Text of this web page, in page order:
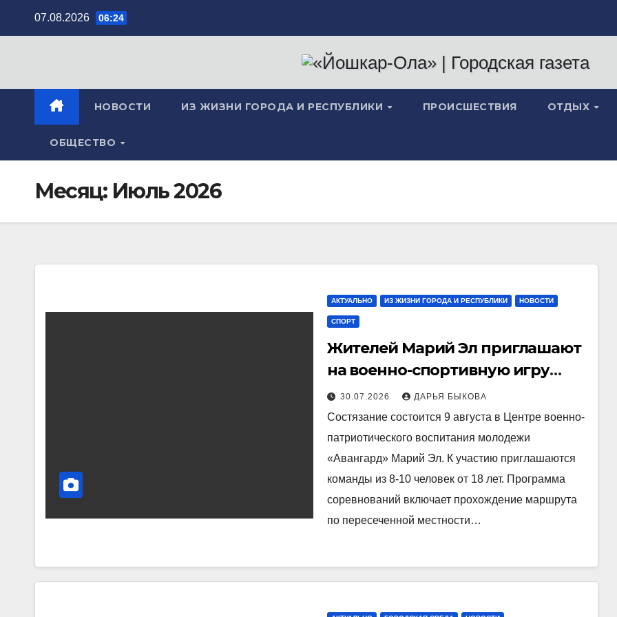
07.08.2026 06:24
НОВОСТИ ИЗ ЖИЗНИ ГОРОДА И РЕСПУБЛИКИ ПРОИСШЕСТВИЯ ОТДЫХ
ОБЩЕСТВО
Месяц: Июль 2026
АКТУАЛЬНО ИЗ ЖИЗНИ ГОРОДА И РЕСПУБЛИКИ НОВОСТИ
СПОРТ
Жителей Марий Эл приглашают
на военно-спортивную игру
«Марш-бросок «Вызов»
30.07.2026 ДАРЬЯ БЫКОВА
Состязание состоится 9 августа в Центре военно-
патриотического воспитания молодежи
«Авангард» Марий Эл. К участию приглашаются
команды из 8-10 человек от 18 лет. Программа
соревнований включает прохождение маршрута
по пересеченной местности…